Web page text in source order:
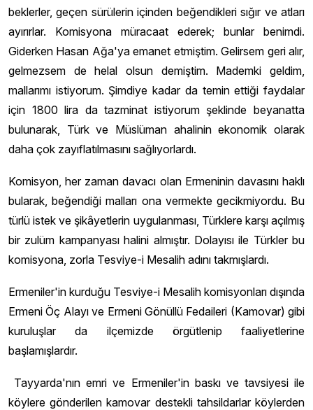
beklerler, geçen sürülerin içinden beğendikleri sığır ve atları
ayırırlar. Komisyona müracaat ederek; bunlar benimdi.
Giderken Hasan Ağa'ya emanet etmiştim. Gelirsem geri alır,
gelmezsem de helal olsun demiştim. Mademki geldim,
mallarımı istiyorum. Şimdiye kadar da temin ettiği faydalar
için 1800 lira da tazminat istiyorum şeklinde beyanatta
bulunarak, Türk ve Müslüman ahalinin ekonomik olarak
daha çok zayıflatılmasını sağlıyorlardı.
Komisyon, her zaman davacı olan Ermeninin davasını haklı
bularak, beğendiği malları ona vermekte gecikmiyordu. Bu
türlü istek ve şikâyetlerin uygulanması, Türklere karşı açılmış
bir zulüm kampanyası halini almıştır. Dolayısı ile Türkler bu
komisyona, zorla Tesviye-i Mesalih adını takmışlardı.
Ermeniler'in kurduğu Tesviye-i Mesalih komisyonları dışında
Ermeni Öç Alayı ve Ermeni Gönüllü Fedaileri (Kamovar) gibi
kuruluşlar da ilçemizde örgütlenip faaliyetlerine
başlamışlardır.
Tayyarda'nın emri ve Ermeniler'in baskı ve tavsiyesi ile
köylere gönderilen kamovar destekli tahsildarlar köylerden